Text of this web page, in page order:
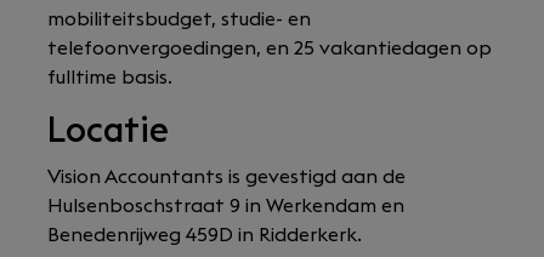
mobiliteitsbudget, studie- en
telefoonvergoedingen, en 25 vakantiedagen op
fulltime basis.
Locatie
Vision Accountants is gevestigd aan de
Hulsenboschstraat 9 in Werkendam en
Benedenrijweg 459D in Ridderkerk.